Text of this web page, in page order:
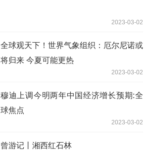
2023-03-02
全球观天下！世界气象组织：厄尔尼诺或
将归来 今夏可能更热
2023-03-02
穆迪上调今明两年中国经济增长预期:全
球焦点
2023-03-02
曾游记丨湘西红石林